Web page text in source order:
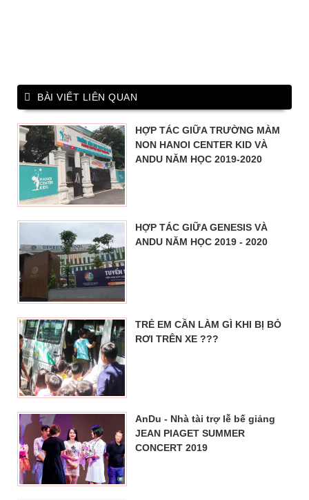
BÀI VIẾT LIÊN QUAN
HỢP TÁC GIỮA TRƯỜNG MÀM
NON HANOI CENTER KID VÀ
ANDU NĂM HỌC 2019-2020
HỢP TÁC GIỮA GENESIS VÀ
ANDU NĂM HỌC 2019 - 2020
TRẺ EM CẦN LÀM GÌ KHI BỊ BỎ
RƠI TRÊN XE ???
AnDu - Nhà tài trợ lễ bế giảng
JEAN PIAGET SUMMER
CONCERT 2019